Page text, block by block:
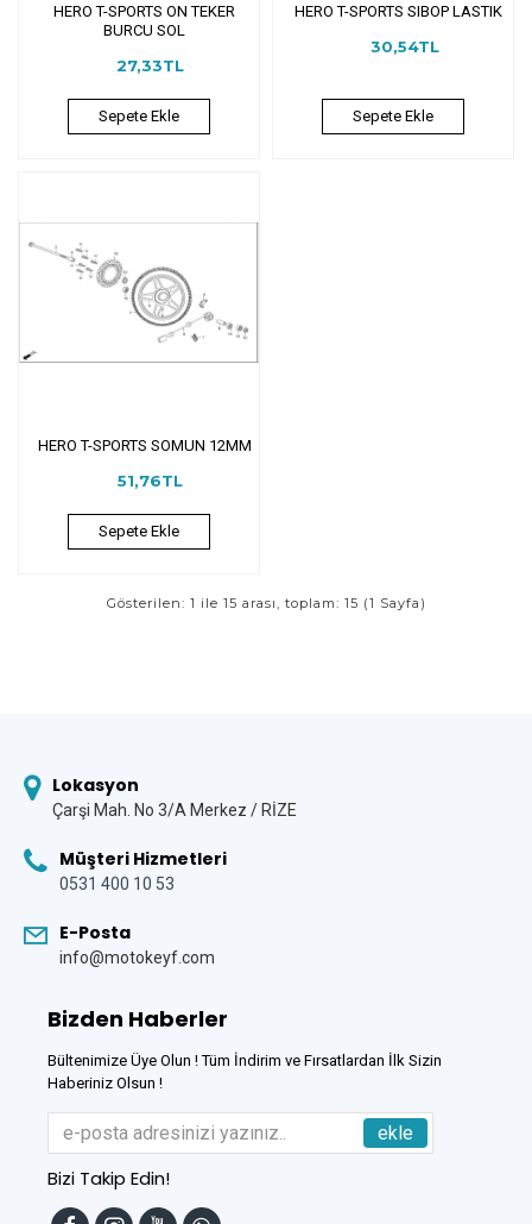
Tek Tıkla Ödeme Kolaylığı
HERO T-SPORTS ON TEKER
BURCU SOL
27,33TL
Sepete Ekle
HERO T-SPORTS SIBOP LASTIK
30,54TL
Sepete Ekle
HERO T-SPORTS SOMUN 12MM
51,76TL
Sepete Ekle
Gösterilen: 1 ile 15 arası, toplam: 15 (1 Sayfa)
Lokasyon
Çarşi Mah. No 3/A Merkez / RİZE
Müşteri Hizmetleri
0531 400 10 53
E-Posta
info@motokeyf.com
Bizden Haberler
Bültenimize Üye Olun ! Tüm İndirim ve Fırsatlardan İlk Sizin
Haberiniz Olsun !
ekle
Bizi Takip Edin!